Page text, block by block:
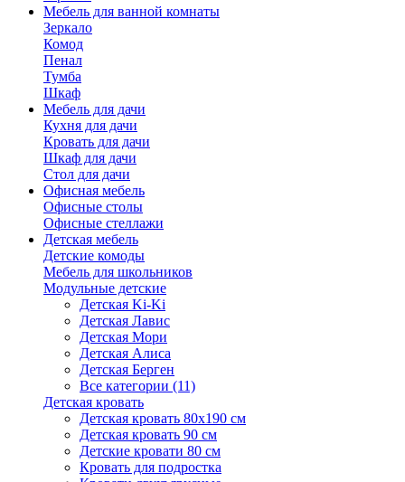
Мебель для ванной комнаты
Зеркало
Комод
Пенал
Тумба
Шкаф
Мебель для дачи
Кухня для дачи
Кровать для дачи
Шкаф для дачи
Стол для дачи
Офисная мебель
Офисные столы
Офисные стеллажи
Детская мебель
Детские комоды
Мебель для школьников
Модульные детские
Детская Ki-Ki
Детская Лавис
Детская Мори
Детская Алиса
Детская Берген
Все категории (11)
Детская кровать
Детская кровать 80х190 см
Детская кровать 90 см
Детские кровати 80 см
Кровать для подростка